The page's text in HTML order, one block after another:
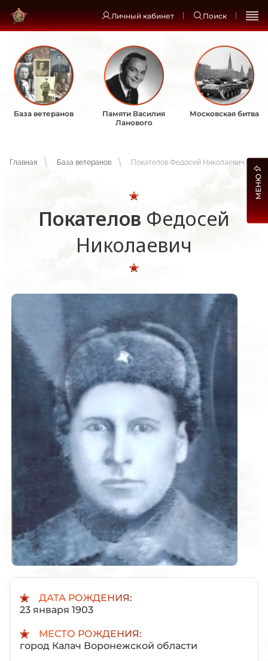
Личный кабинет Поиск
База ветеранов
Памяти Василия
Ланового
Московская битва
Главная База ветеранов Покателов Федосей Николаевич
Покателов Федосей
Николаевич
ДАТА РОЖДЕНИЯ:
23 января 1903
МЕСТО РОЖДЕНИЯ:
город Калач Воронежской области
МЕНЮ